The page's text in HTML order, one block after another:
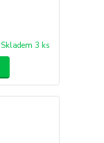
Skladem 3 ks